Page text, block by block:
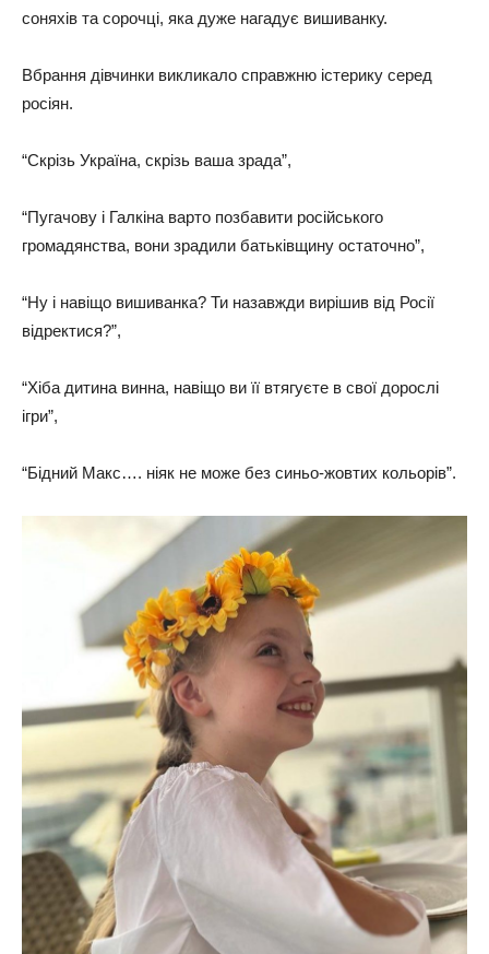
соняхів та сорочці, яка дуже нагадує вишиванку.
Вбрання дівчинки викликало справжню істерику серед
росіян.
“Скрізь Україна, скрізь ваша зрада”,
“Пугачову і Галкіна варто позбавити російського
громадянства, вони зрадили батьківщину остаточно”,
“Ну і навіщо вишиванка? Ти назавжди вирішив від Росії
відректися?”,
“Хіба дитина винна, навіщо ви її втягуєте в свої дорослі
ігри”,
“Бідний Макс…. ніяк не може без синьо-жовтих кольорів”.